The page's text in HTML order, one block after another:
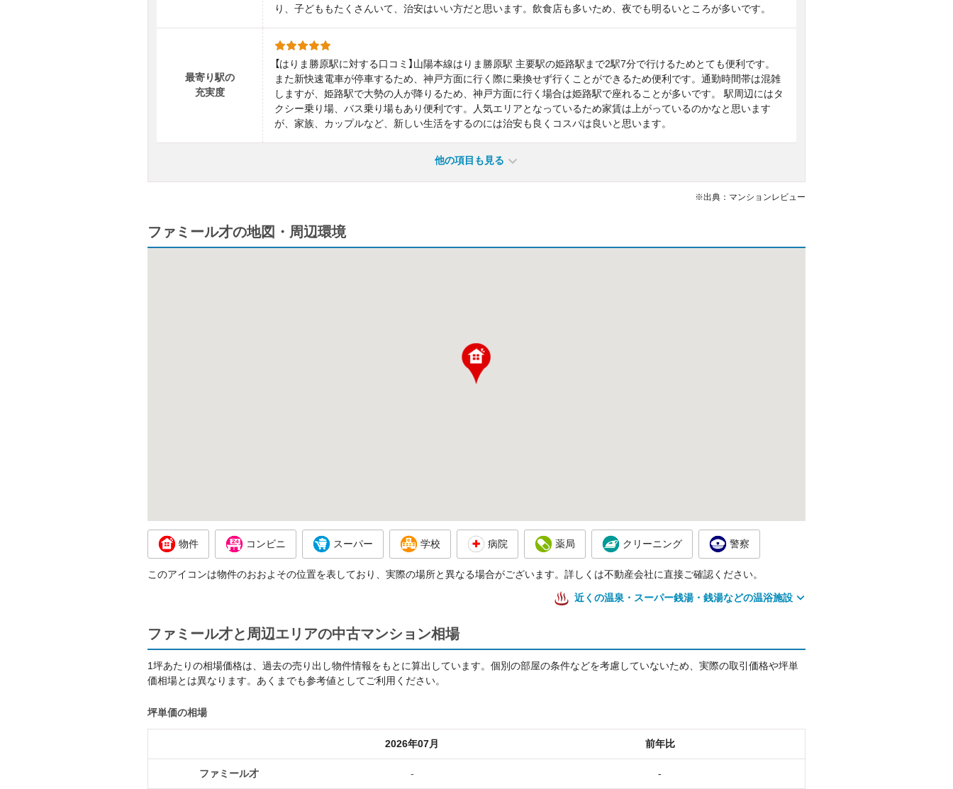
り、子どももたくさんいて、治安はいい方だと思います。飲食店も多いため、夜でも明るいところが多いです。
最寄り駅の
充実度
【はりま勝原駅に対する口コミ】山陽本線はりま勝原駅 主要駅の姫路駅まで2駅7分で行けるためとても便利です。
また新快速電車が停車するため、神戸方面に行く際に乗換せず行くことができるため便利です。通勤時間帯は混雑
しますが、姫路駅で大勢の人が降りるため、神戸方面に行く場合は姫路駅で座れることが多いです。 駅周辺にはタ
クシー乗り場、バス乗り場もあり便利です。人気エリアとなっているため家賃は上がっているのかなと思います
が、家族、カップルなど、新しい生活をするのには治安も良くコスパは良いと思います。
他の項目も見る
※出典：マンションレビュー
ファミール才の地図・周辺環境
物件 コンビニ スーパー 学校 病院 薬局 クリーニング 警察
このアイコンは物件のおおよその位置を表しており、実際の場所と異なる場合がございます。詳しくは不動産会社に直接ご確認ください。
近くの温泉・スーパー銭湯・銭湯などの温浴施設
ファミール才と周辺エリアの中古マンション相場
1坪あたりの相場価格は、過去の売り出し物件情報をもとに算出しています。個別の部屋の条件などを考慮していないため、実際の取引価格や坪単
価相場とは異なります。あくまでも参考値としてご利用ください。
坪単価の相場
2026年07月 前年比
ファミール才 - -